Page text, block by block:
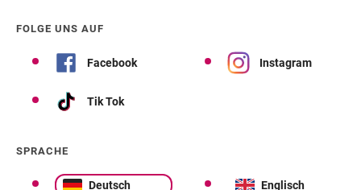
FOLGE UNS AUF
Facebook Instagram
Tik Tok
SPRACHE
Deutsch Englisch